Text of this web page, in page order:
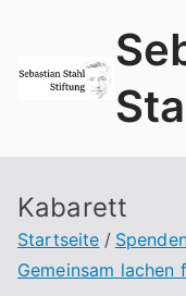
springen
Kabarett
Startseite
Gemeinsam lachen